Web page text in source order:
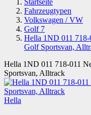
Startseite
Fahrzeugtypen
Volkswagen / VW
Golf 7
Hella 1ND 011
Golf Sportsvan,
Hella 1ND 011 718-011
Sportsvan, Alltrack
Hella